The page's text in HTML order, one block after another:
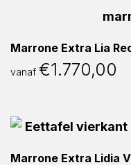
Marrone Extra Lia
vanaf €1.770,00
Marrone Extra Lidia